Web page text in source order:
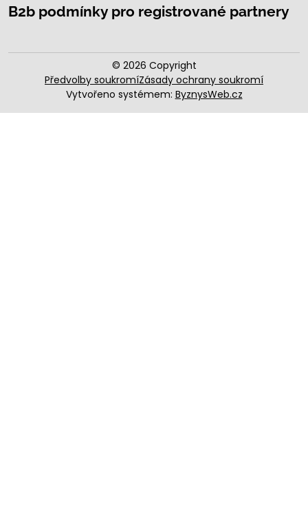
B2b podmínky pro registrované partnery
© 2026 Copyright
Předvolby soukromíZásady ochrany soukromí
Vytvořeno systémem: ByznysWeb.cz